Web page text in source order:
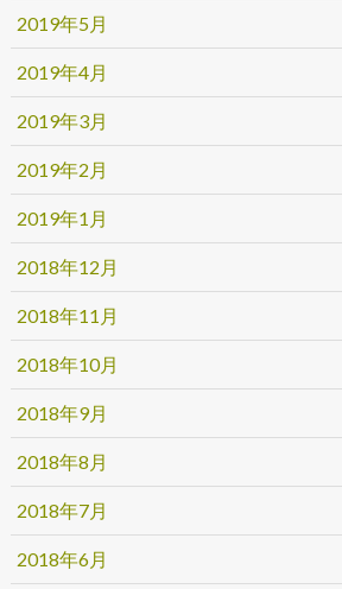
2019年5月
2019年4月
2019年3月
2019年2月
2019年1月
2018年12月
2018年11月
2018年10月
2018年9月
2018年8月
2018年7月
2018年6月